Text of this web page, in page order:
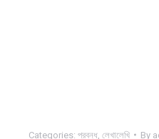
Categories: প্রবন্ধ লেখালেখি By